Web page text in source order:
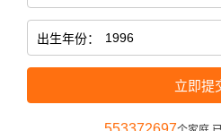
出生年份：
立即提